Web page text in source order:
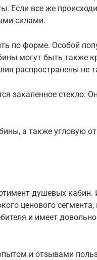
Если все же
силами.
по форме. Особой
могут быть также
распространены не
закаленное стекло.
а также угловую
душевых кабин.
ценового сегмента,
и имеет
и отзывами